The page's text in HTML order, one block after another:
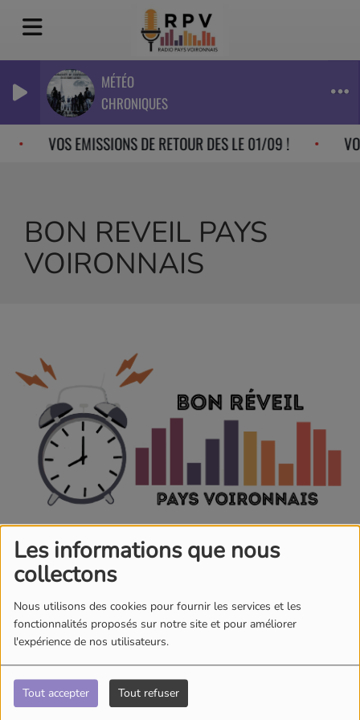
Les informations que nous
collectons
Nous utilisons des cookies pour fournir les services et les
fonctionnalités proposés sur notre site et pour améliorer
l'expérience de nos utilisateurs.
Tout accepter Tout refuser
MÉTÉO
CHRONIQUES
VOS EMISSIONS DE RETOUR DES LE 01/09 !
BON REVEIL PAYS
VOIRONNAIS
TOUTE LA SEMAINE, DE 08:10 À 10:10
2493 vues
BON REVEIL PAYS VOIRONNAIS. Corine vous emmène à
la découverte lors d'un voyage matinale des associations,
personnalités, acteurs et actions positives en Pays
Voironnais ! Un historique, des questions phares